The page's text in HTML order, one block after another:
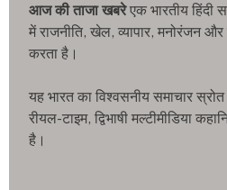
आज की ताजा खबरेएक भारतीय हिंदी
में राजनीति, खेल, व्यापार, मनोरंजन
करता है।
यह भारत का विश्वसनीय समाचार
रीयल-टाइम, द्विभाषी मल्टीमीडिया
है।